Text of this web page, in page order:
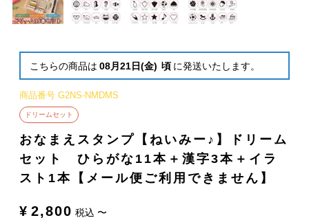
こちらの商品は 08月21日(金) 頃 に発送いたします。
商品番号 G2NS-NMDMS
ドリームセット
おなまえスタンプ【ねいみー♪】ドリーム
セット ひらがな11本＋漢字3本＋イラ
スト1本【メール便ご利用できません】
¥ 2,800 税込 〜